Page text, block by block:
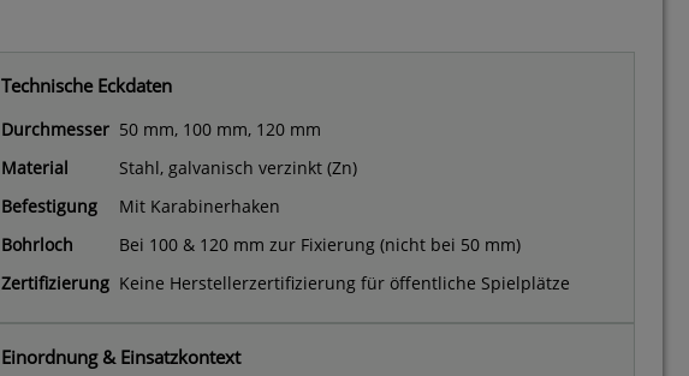
Technische Eckdaten
Durchmesser 50 mm, 100 mm, 120 mm
Material
Stahl, galvanisch verzinkt (Zn)
Befestigung
Mit Karabinerhaken
Bohrloch
Bei 100 & 120 mm zur Fixierung (nicht bei 50 mm)
Zertifizierung Keine Herstellerzertifizierung für öffentliche Spielplätze
Einordnung & Einsatzkontext